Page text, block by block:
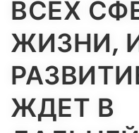
ВСЕХ
ЖИЗНИ,
ЖДЕТ В